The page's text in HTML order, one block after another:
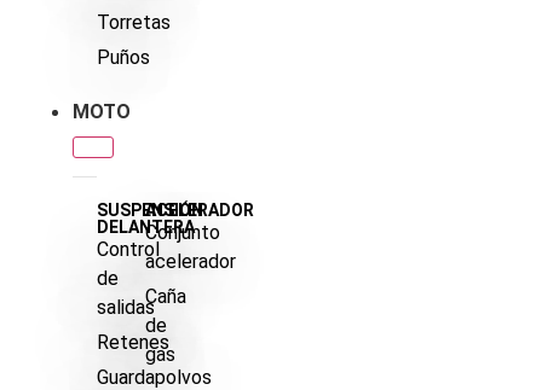
Torretas
Puños
MOTO
SUSPENSIÓN
DELANTERA
Control
de
salidas
Retenes
Guardapolvos
ACELERADOR
Conjunto
acelerador
Caña
de
gas